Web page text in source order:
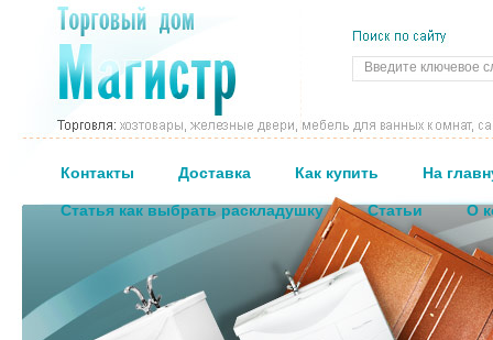
Контакты Доставка Как купить На
Статья как выбрать раскладушку Статьи О